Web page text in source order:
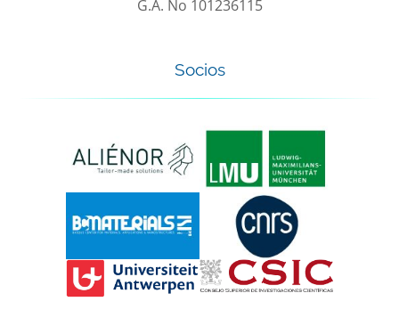
G.A. No 101236115
Socios